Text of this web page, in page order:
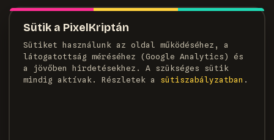
Sütik a PixelKriptán
Sütiket használunk az oldal működéséhez, a
látogatottság méréséhez (Google Analytics) és
a jövőben hirdetésekhez. A szükséges sütik
mindig aktívak. Részletek a
süti­szabályzatban .
MAGAZIN
Szerzők
Médiaajánlat
Kapcsolat